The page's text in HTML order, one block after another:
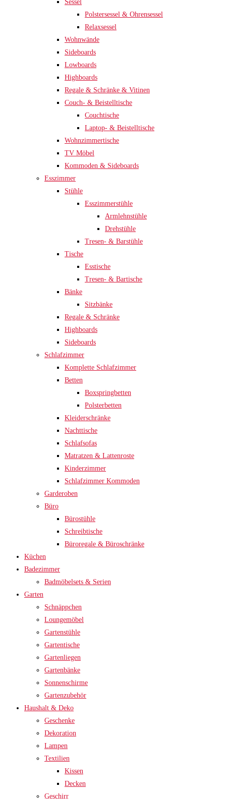
Sessel
Polstersessel & Ohrensessel
Relaxsessel
Wohnwände
Sideboards
Lowboards
Highboards
Regale & Schränke & Vitinen
Couch- & Beistelltische
Couchtische
Laptop- & Beistelltische
Wohnzimmertische
TV Möbel
Kommoden & Sideboards
Esszimmer
Stühle
Esszimmerstühle
Armlehnstühle
Drehstühle
Tresen- & Barstühle
Tische
Esstische
Tresen- & Bartische
Bänke
Sitzbänke
Regale & Schränke
Highboards
Sideboards
Schlafzimmer
Komplette Schlafzimmer
Betten
Boxspringbetten
Polsterbetten
Kleiderschränke
Nachttische
Schlafsofas
Matratzen & Lattenroste
Kinderzimmer
Schlafzimmer Kommoden
Garderoben
Büro
Bürostühle
Schreibtische
Büroregale & Büroschränke
Küchen
Badezimmer
Badmöbelsets & Serien
Garten
Schnäppchen
Loungemöbel
Gartenstühle
Gartentische
Gartenliegen
Gartenbänke
Sonnenschirme
Gartenzubehör
Haushalt & Deko
Geschenke
Dekoration
Lampen
Textilien
Kissen
Decken
Geschirr